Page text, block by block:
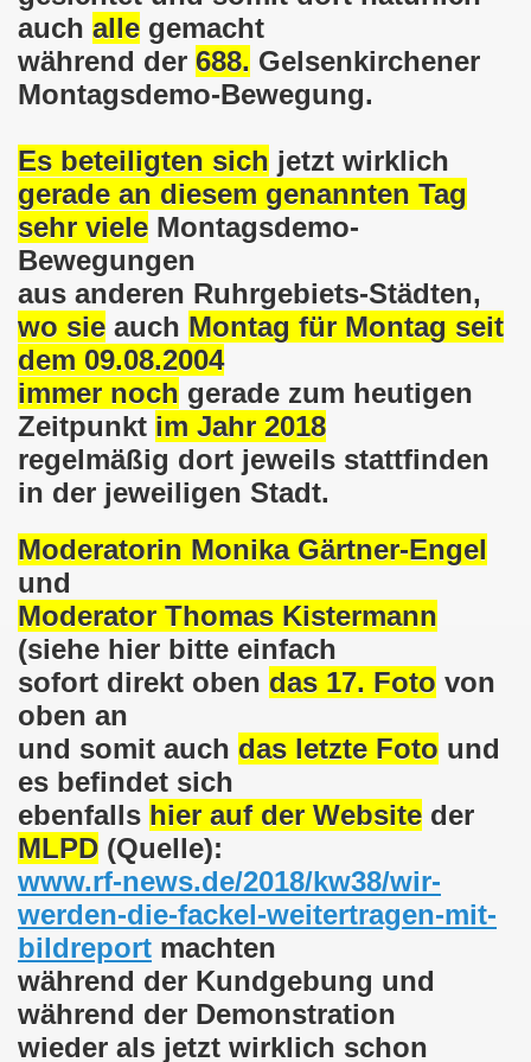
auch alle gemacht
während der 688. Gelsenkirchener
Montagsdemo-Bewegung.
Es beteiligten sich jetzt wirklich
gerade an diesem genannten Tag
sehr viele Montagsdemo-
Bewegungen
aus anderen Ruhrgebiets-Städten,
wo sie auch Montag für Montag seit
dem 09.08.2004
immer noch gerade zum heutigen
Zeitpunkt im Jahr 2018
regelmäßig dort jeweils stattfinden
in der jeweiligen Stadt.
Moderatorin Monika Gärtner-Engel
und
Moderator Thomas Kistermann
(siehe hier bitte einfach
sofort direkt oben das 17. Foto von
oben an
und somit auch das letzte Foto und
es befindet sich
ebenfalls hier auf der Website der
MLPD (Quelle):
www.rf-news.de/2018/kw38/wir-
werden-die-fackel-weitertragen-mit-
bildreport machten
während der Kundgebung und
während der Demonstration
wieder als jetzt wirklich schon
Volk und mit dem libanesischen Volk!
Eisenach: Zeichen gegen Sozialkahlschlag und
Montagsdemonstration am 12.08.2024 - eine
Gelsenkirchen am 12.08.2024 ab 17.30 Uhr - am Platz
am 08.07.2024 Protest gegen Armut,
der Bundesweiten Montagsdemo-
Gelsenkirchener Montagsdemo-Bewegung am
am 13.05.2024 um 17.30 Uhr auf dem
Bewegung am 08.04.2024 auf dem Heinrich-König-
ruft auf am 11.03.2024 zum Jahrestag
Wir protestieren und wir demonstrieren gegen die
Saale setzt am 27.01.2024 Verbot der MLPD-Fahne
zeigt am 05.02.2024 Flagge um 17.30 Uhr
08.01.2024 der Diskriminierung und der
gestorben - Nachruf der Koordinierungsgruppe
Bewegung: Protest gegen Arbeitsplatzvernichtung
gegen Kundgebung und gegen Frank Oettler
durch die Innenstädte von Stuttgart, von Erfurt
Bewegung am 09.10.2023 um 17.30 Uhr auf dem
und von Martina Reichmann: Gelungenes Fest
Bewegung - feier am 11.09.2023 um 17.30 Uhr auf